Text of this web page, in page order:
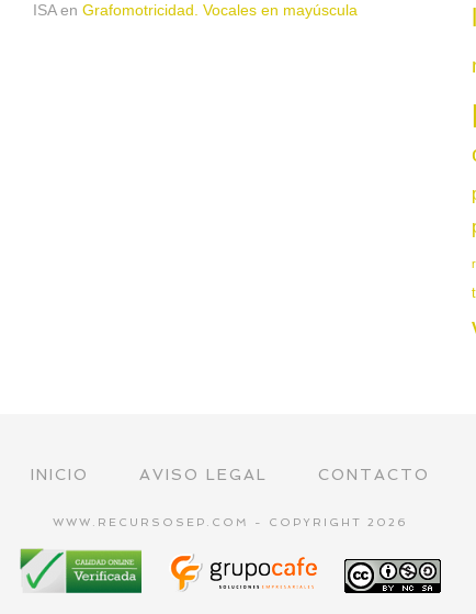
ISAen Grafomotricidad. Vocales en mayúscula
INICIO AVISO LEGAL CONTACTO
WWW.RECURSOSEP.COM - COPYRIGHT 2026